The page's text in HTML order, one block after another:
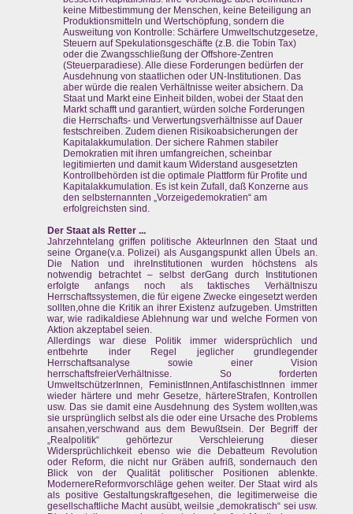
keine Mitbestimmung der Menschen, keine Beteiligung an
Produktionsmitteln und Wertschöpfung, sondern die
Ausweitung von Kontrolle: Schärfere Umweltschutzgesetze,
Steuern auf Spekulationsgeschäfte (z.B. die Tobin Tax)
oder die Zwangsschließung der Offshore-Zentren
(Steuerparadiese). Alle diese Forderungen bedürfen der
Ausdehnung von staatlichen oder UN-Institutionen. Das
aber würde die realen Verhältnisse weiter absichern. Da
Staat und Markt eine Einheit bilden, wobei der Staat den
Markt schafft und garantiert, würden solche Forderungen
die Herrschafts- und Verwertungsverhältnisse auf Dauer
festschreiben. Zudem dienen Risikoabsicherungen der
Kapitalakkumulation. Der sichere Rahmen stabiler
Demokratien mit ihren umfangreichen, scheinbar
legitimierten und damit kaum Widerstand ausgesetzten
Kontrollbehörden ist die optimale Plattform für Profite und
Kapitalakkumulation. Es ist kein Zufall, daß Konzerne aus
den selbsternannten „Vorzeigedemokratien“ am
erfolgreichsten sind.
Der Staat als Retter ...
Jahrzehntelang griffen politische AkteurInnen den Staat und
seine Organe(v.a. Polizei) als Ausgangspunkt allen Übels an.
Die Nation und ihreInstitutionen wurden höchstens als
notwendig betrachtet – selbst derGang durch Institutionen
erfolgte anfangs noch als taktisches Verhältniszu
Herrschaftssystemen, die für eigene Zwecke eingesetzt werden
sollten,ohne die Kritik an ihrer Existenz aufzugeben. Umstritten
war, wie radikaldiese Ablehnung war und welche Formen von
Aktion akzeptabel seien.
Allerdings war diese Politik immer widersprüchlich und
entbehrte inder Regel jeglicher grundlegender
Herrschaftsanalyse sowie einer Vision
herrschaftsfreierVerhältnisse. So forderten
UmweltschützerInnen, FeministInnen,AntifaschistInnen immer
wieder härtere und mehr Gesetze, härtereStrafen, Kontrollen
usw. Das sie damit eine Ausdehnung des System wollten,was
sie ursprünglich selbst als die oder eine Ursache des Problems
ansahen,verschwand aus dem Bewußtsein. Der Begriff der
„Realpolitik“ gehörtezur Verschleierung dieser
Widersprüchlichkeit ebenso wie die Debatteum Revolution
oder Reform, die nicht nur Gräben aufriß, sondernauch den
Blick von der Qualität politischer Positionen ablenkte.
ModernereReformvorschläge gehen weiter. Der Staat wird als
als positive Gestaltungskraftgesehen, die legitimerweise die
gesellschaftliche Macht ausübt, weilsie „demokratisch“ sei usw.